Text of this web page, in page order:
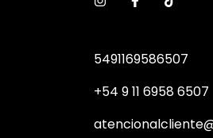
5491169586507
+54 9 11 6958 6507